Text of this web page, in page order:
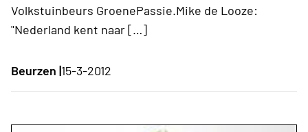
Volkstuinbeurs GroenePassie.Mike de Looze:
"Nederland kent naar […]
Beurzen |15-3-2012